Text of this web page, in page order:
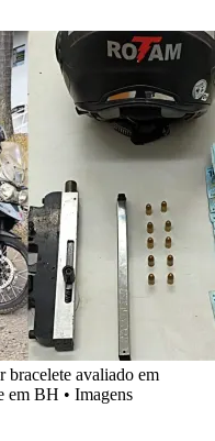
bracelete avaliado em
em BH • Imagens